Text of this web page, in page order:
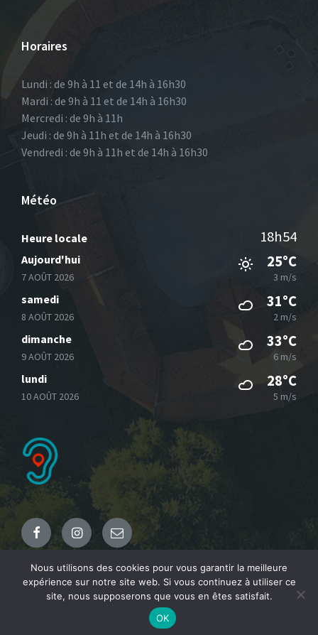
Horaires
Lundi : de 9h à 11 et de 14h à 16h30
Mardi : de 9h à 11 et de 14h à 16h30
Mercredi : de 9h à 11h
Jeudi : de 9h à 11h et de 14h à 16h30
Vendredi : de 9h à 11h et de 14h à 16h30
Météo
Heure locale 18h54
Aujourd'hui
7 AOÛT 2026
25°C
3 m/s
samedi
8 AOÛT 2026
31°C
2 m/s
dimanche
9 AOÛT 2026
33°C
6 m/s
lundi
10 AOÛT 2026
28°C
5 m/s
FacebookInstagramEmail
© 2021 Commune de Fresnicourt le Dolmen
Nous utilisons des cookies pour vous garantir la meilleure
expérience sur notre site web. Si vous continuez à utiliser ce
site, nous supposerons que vous en êtes satisfait.
OK